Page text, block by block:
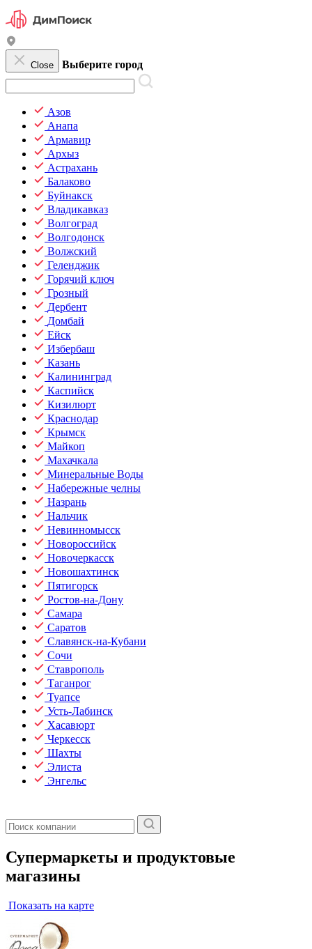
Close Выберите город
Азов
Анапа
Армавир
Архыз
Астрахань
Балаково
Буйнакск
Владикавказ
Волгоград
Волгодонск
Волжский
Геленджик
Горячий ключ
Грозный
Дербент
Домбай
Ейск
Избербаш
Казань
Калининград
Каспийск
Кизилюрт
Краснодар
Крымск
Майкоп
Махачкала
Минеральные Воды
Набережные челны
Назрань
Нальчик
Невинномысск
Новороссийск
Новочеркасск
Новошахтинск
Пятигорск
Ростов-на-Дону
Самара
Саратов
Славянск-на-Кубани
Сочи
Ставрополь
Таганрог
Туапсе
Усть-Лабинск
Хасавюрт
Черкесск
Шахты
Элиста
Энгельс
Супермаркеты и продуктовые
магазины
Показать на карте